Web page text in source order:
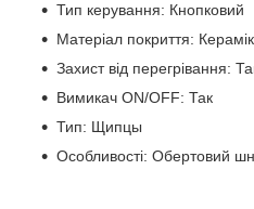
Тип керування: Кнопковий
Матеріал покриття:
Захист від перегрівання:
Вимикач ON/OFF: Так
Тип: Щипцы
Особливості: Обертовий